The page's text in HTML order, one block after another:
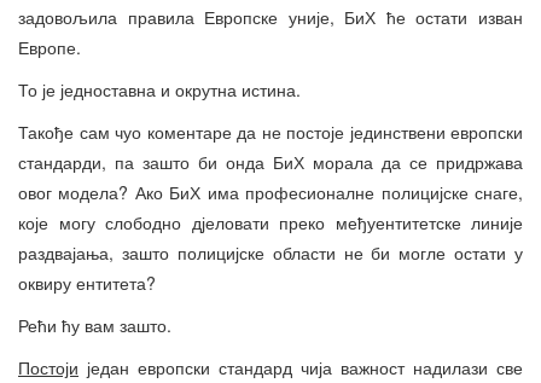
задовољила правила Европске уније, БиХ ће остати изван
Европе.
То је једноставна и окрутна истина.
Такође сам чуо коментаре да не постоје јединствени европски
стандарди, па зашто би онда БиХ морала да се придржава
овог модела? Ако БиХ има професионалне полицијске снаге,
које могу слободно дјеловати преко међуентитетске линије
раздвајања, зашто полицијске области не би могле остати у
оквиру ентитета?
Рећи ћу вам зашто.
Постоји један европски стандард чија важност надилази све